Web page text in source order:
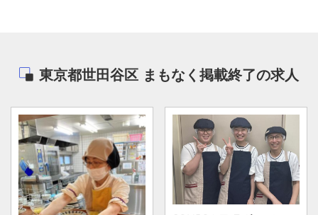
東京都世田谷区 まもなく掲載終了の求人